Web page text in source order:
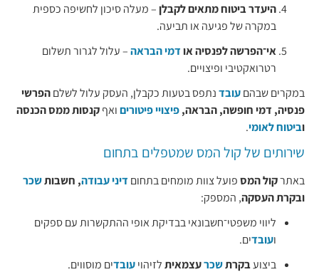
היעדר ביטוח מתאים לקבלן– מעלה סיכון לחשיפה כספית
במקרה של פגיעה או תביעה.
אי־הפרשה לפנסיה אודמי הבראה– עלול לגרור תשלום
רטרואקטיבי ופיצויים.
במקרים שבהםעובדנתפס בטעות כקבלן, העסק עלול לשלםהפרשי
פנסיה, דמי חופשה, הבראה,פיצויי פיטוריםואףקנסות ממס הכנסה
ביטוח לאומי.
שירותים של קול המס שמטפלים בתחום
באתרקול המספועל צוות מומחים בתחוםדיני עבודה, חשבותשכר
ובקרת העסקה, המספק:
ליווי משפטי־חשבונאי בבדיקת אופי ההתקשרות עם ספקים
עובדים.
ביצועבקרתשכרעצמאיתלזיהויעובדים מוסווים.